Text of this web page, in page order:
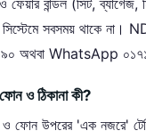
ও ফেয়ার বান্ডল (সিট,
সিস্টেমে সবসময় থাকে না।
অথবা WhatsApp
ও ঠিকানা কী?
ও ফোন উপরের 'এক নজরে'